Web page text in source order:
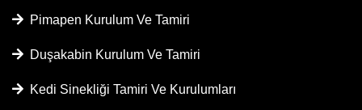
Pimapen Kurulum Ve Tamiri
Duşakabin Kurulum Ve Tamiri
Kedi Sinekliği Tamiri Ve Kurulumları